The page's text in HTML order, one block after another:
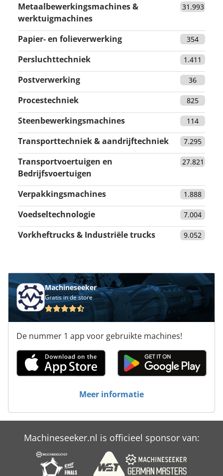
Metaalbewerkingsmachines &
werktuigmachines
31.993
Papier- en folieverwerking 354
Persluchttechniek 1.411
Postverwerking 36
Procestechniek 825
Steenbewerkingsmachines 114
Transporttechniek & aandrijftechniek 7.295
Transportvoertuigen en
Bedrijfsvoertuigen
27.821
Verpakkingsmachines 1.888
Voedseltechnologie 7.004
Vorkheftrucks & Industriële trucks 9.052
Machineseeker
Gratis in de store
De nummer 1 app voor gebruikte machines!
Meer informatie
Machineseeker.nl is officieel sponsor van: